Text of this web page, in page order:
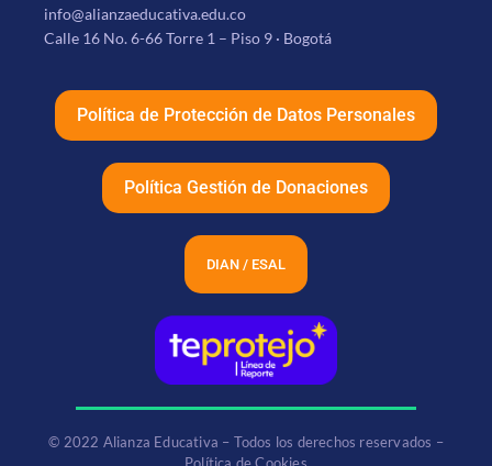
info@alianzaeducativa.edu.co
Calle 16 No. 6-66 Torre 1 – Piso 9 · Bogotá
Política de Protección de Datos Personales
Política Gestión de Donaciones
DIAN / ESAL
© 2022 Alianza Educativa – Todos los derechos reservados –